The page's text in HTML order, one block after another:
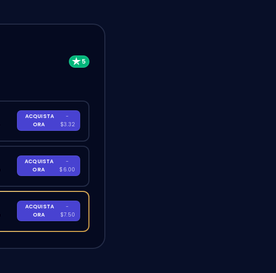
ACQUISTA
ORA
-
$3.32
ACQUISTA
ORA
-
$6.00
ACQUISTA
ORA
-
$7.50